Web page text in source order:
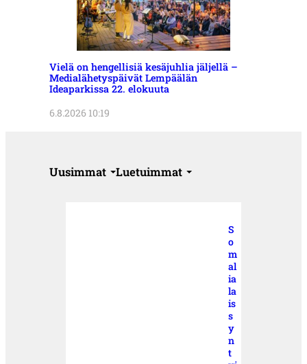
Vielä on hengellisiä kesäjuhlia jäljellä –
Medialähetyspäivät Lempäälän
Ideaparkissa 22. elokuuta
6.8.2026 10:19
Uusimmat Luetuimmat
S
o
m
al
ia
la
is
s
y
n
t